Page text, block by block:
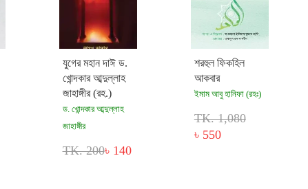
যুগের মহান দাঈ ড.
খোন্দকার আব্দুল্লাহ
জাহাঙ্গীর (রহ.)
ড. খোন্দকার আব্দুল্লাহ
জাহাঙ্গীর
TK. 200৳ 140
শরহুল ফিকহিল
আকবার
ইমাম আবু হানিফা (রহঃ)
TK. 1,080
৳ 550